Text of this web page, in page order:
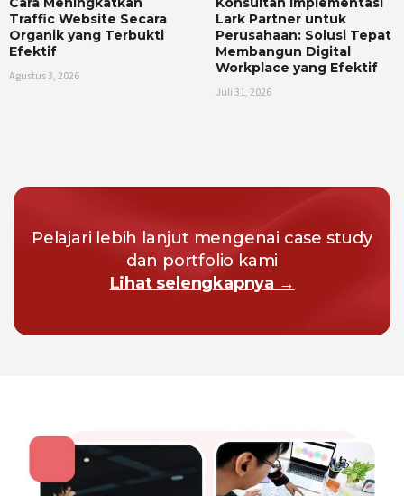
Traffic Website Secara
Organik yang Terbukti
Efektif
Agustus 3, 2026
Lark Partner untuk
Perusahaan: Solusi Tepat
Membangun Digital
Workplace yang Efektif
Juli 31, 2026
Pelajari lebih lanjut mengenai case study
dan portfolio kami
Lihat selengkapnya →